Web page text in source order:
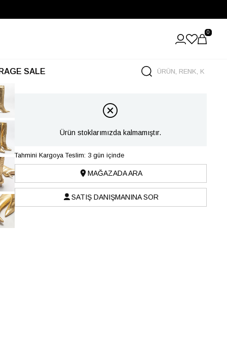
0
SALE
Ürün stoklarımızda kalmamıştır.
Tahmini Kargoya Teslim: 3 gün içinde
MAĞAZADA ARA
SATIŞ DANIŞMANINA SOR